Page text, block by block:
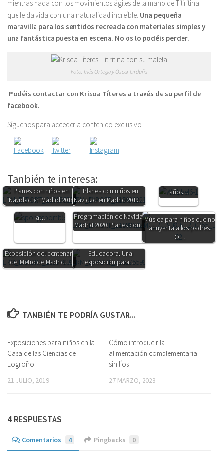
mientras nada con los movimientos ágiles de la mano de Titiritina
que le da vida con una naturalidad increíble. Una pequeña
maravilla para los sentidos recreada con materiales simples y
una fantástica puesta en escena. No os lo podéis perder.
Foto: Inés Ortega y Óscar Orduña
Podéis contactar con Krisoa Títeres a través de su perfil de
facebook.
Síguenos para acceder a contenido exclusivo
Tanbién te interesa:
Planes con niños en
Navidad en Madrid 2018
Planes con niños en
Navidad en Madrid 2019.…
años.…
Juegos de agua
alternativos a los
globos. Refresca
a…
Programación de Navidad
Madrid 2020. Planes con…
Música para niños que no
ahuyenta a los padres.
O…
Exposición del centenario
del Metro de Madrid.…
Madrid Ciudad
Educadora. Una
exposición para…
TAMBIÉN TE PODRÍA GUSTAR...
Exposiciones para niños en la
Casa de las Ciencias de
Logroño
21 JULIO, 2019
Cómo introducir la
alimentación complementaria
sin líos
27 MARZO, 2023
4 RESPUESTAS
Comentarios 4 Pingbacks 0